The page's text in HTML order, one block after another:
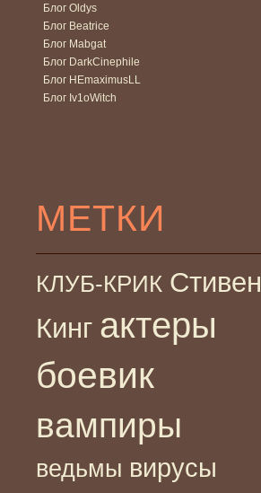
Блог Oldys
Блог Beatrice
Блог Mabgat
Блог DarkCinephile
Блог HEmaximusLL
Блог Iv1oWitch
МЕТКИ
КЛУБ-КРИК Стивен
Кинг актеры
боевик
вампиры
ведьмы вирусы